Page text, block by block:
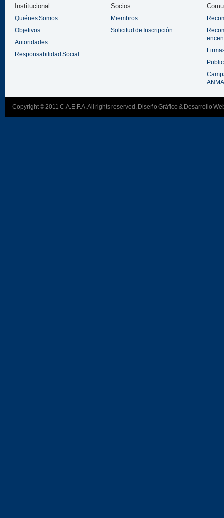
Institucional
Quiénes Somos
Objetivos
Autoridades
Responsabilidad Social
Socios
Miembros
Solicitud de Inscripción
Copyright © 2011 C.A.E.F.A. All rights reserved. Diseño Gráfico & Desarrollo